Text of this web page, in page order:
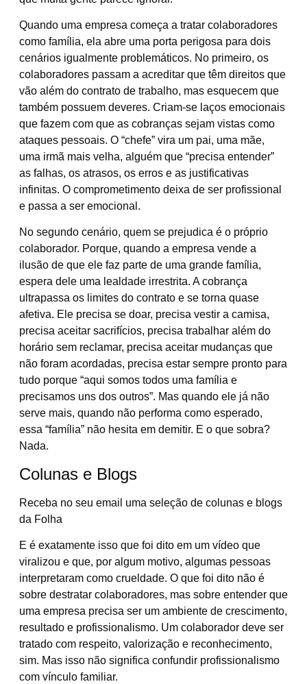
Quando uma empresa começa a tratar colaboradores
como família, ela abre uma porta perigosa para dois
cenários igualmente problemáticos. No primeiro, os
colaboradores passam a acreditar que têm direitos que
vão além do contrato de trabalho, mas esquecem que
também possuem deveres. Criam-se laços emocionais
que fazem com que as cobranças sejam vistas como
ataques pessoais. O “chefe” vira um pai, uma mãe,
uma irmã mais velha, alguém que “precisa entender”
as falhas, os atrasos, os erros e as justificativas
infinitas. O comprometimento deixa de ser profissional
e passa a ser emocional.
No segundo cenário, quem se prejudica é o próprio
colaborador. Porque, quando a empresa vende a
ilusão de que ele faz parte de uma grande família,
espera dele uma lealdade irrestrita. A cobrança
ultrapassa os limites do contrato e se torna quase
afetiva. Ele precisa se doar, precisa vestir a camisa,
precisa aceitar sacrifícios, precisa trabalhar além do
horário sem reclamar, precisa aceitar mudanças que
não foram acordadas, precisa estar sempre pronto para
tudo porque “aqui somos todos uma família e
precisamos uns dos outros”. Mas quando ele já não
serve mais, quando não performa como esperado,
essa “família” não hesita em demitir. E o que sobra?
Nada.
Colunas e Blogs
Receba no seu email uma seleção de colunas e blogs
da Folha
E é exatamente isso que foi dito em um vídeo que
viralizou e que, por algum motivo, algumas pessoas
interpretaram como crueldade. O que foi dito não é
sobre destratar colaboradores, mas sobre entender que
uma empresa precisa ser um ambiente de crescimento,
resultado e profissionalismo. Um colaborador deve ser
tratado com respeito, valorização e reconhecimento,
sim. Mas isso não significa confundir profissionalismo
com vínculo familiar.